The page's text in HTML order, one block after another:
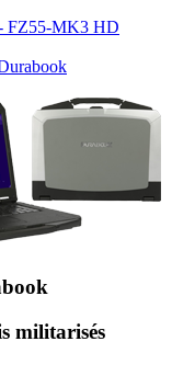
FZ55-MK3 HD
militarisés